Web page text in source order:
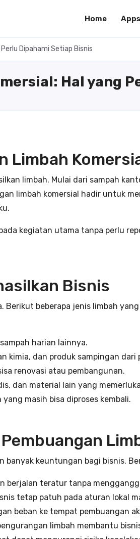
Home Apps
Dipahami Setiap Bisnis
Hal yang
Limbah
limbah. Mulai dari sampah
limbah komersial hadir untuk
kegiatan utama tanpa perlu
Bisnis
Berikut beberapa jenis limbah
harian lainnya.
kimia, dan produk sampingan
renovasi atau pembangunan.
dan material lain yang
masih bisa diproses kembali.
banyak keuntungan bagi bisnis.
berjalan teratur tanpa
tetap patuh pada aturan lokal
beban ke tempat pembuangan
limbah membantu